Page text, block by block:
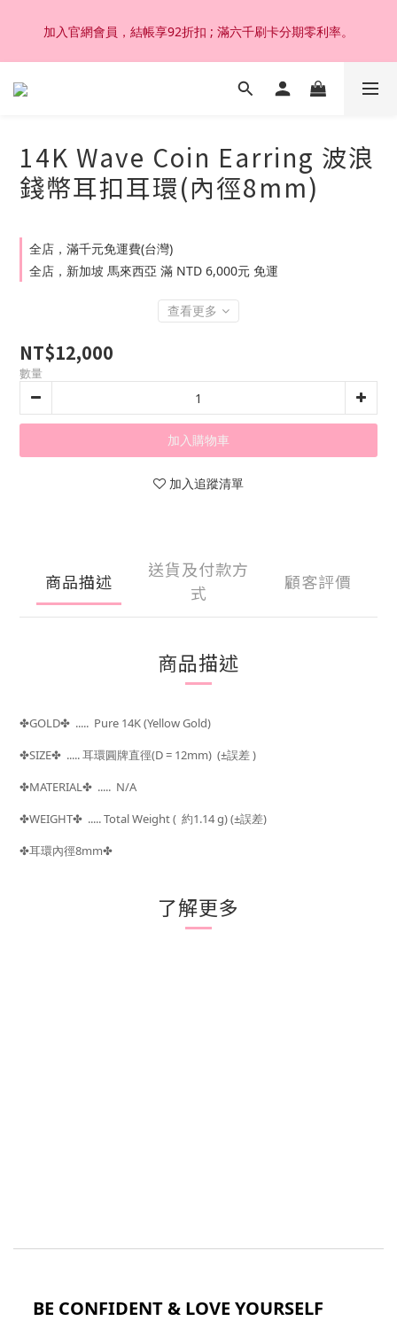
加入官網會員，結帳享92折扣 ; 滿六千刷卡分期零利率。
加入官網會員，結帳享92折扣 ; 滿六千刷卡分期零利率。
韓國設計製作。純14K 18K金，非鍍金非注金；洗澡，運動(汗
加入官網會員，結帳享92折扣 ; 滿六千刷卡分期零利率。
14K Wave Coin Earring 波浪
錢幣耳扣耳環(內徑8mm)
全店，滿千元免運費(台灣)
全店，新加坡 馬來西亞 滿 NTD 6,000元 免運
查看更多
NT$12,000
數量
加入購物車
加入追蹤清單
商品描述
送貨及付款方
式
顧客評價
商品描述
✤GOLD✤ ..... Pure 14K (Yellow Gold)
✤SIZE✤ ..... 耳環圓牌直徑(D = 12mm) (±誤差 )
✤MATERIAL✤ ..... N/A
✤WEIGHT✤ ..... Total Weight ( 約1.14 g) (±誤差)
✤耳環內徑8mm✤
了解更多
BE CONFIDENT & LOVE YOURSELF